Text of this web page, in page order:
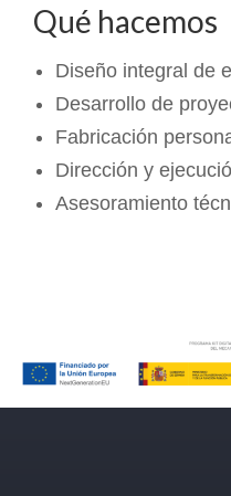
Qué hacemos
Diseño integral de
Desarrollo de
Fabricación
Dirección y
Asesoramiento